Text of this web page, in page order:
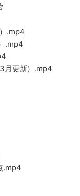
.mp4
.mp4
月更新）.mp4
.mp4